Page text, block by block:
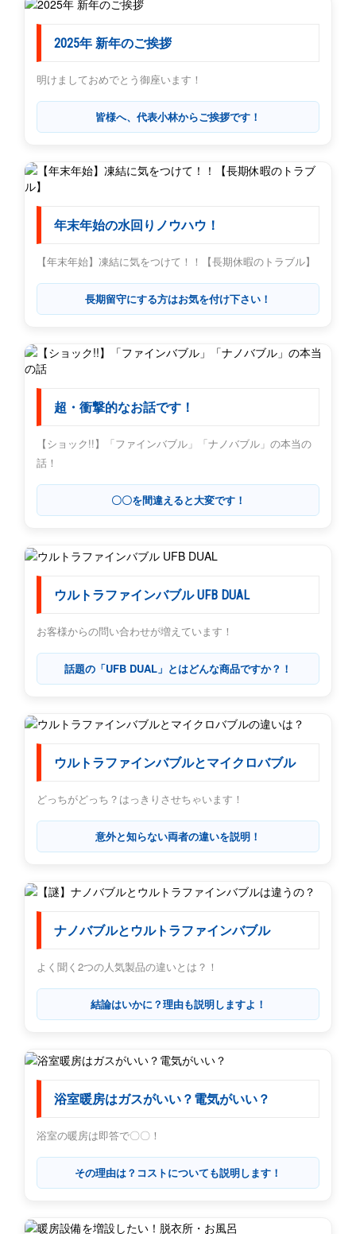
2025年 新年のご挨拶
明けましておめでとう御座います！
皆様へ、代表小林からご挨拶です！
年末年始の水回りノウハウ！
【年末年始】凍結に気をつけて！！【長期休暇のトラブル】
長期留守にする方はお気を付け下さい！
超・衝撃的なお話です！
【ショック!!】「ファインバブル」「ナノバブル」の本当の
話！
〇〇を間違えると大変です！
ウルトラファインバブル UFB DUAL
お客様からの問い合わせが増えています！
話題の「UFB DUAL」とはどんな商品ですか？！
ウルトラファインバブルとマイクロバブル
どっちがどっち？はっきりさせちゃいます！
意外と知らない両者の違いを説明！
ナノバブルとウルトラファインバブル
よく聞く2つの人気製品の違いとは？！
結論はいかに？理由も説明しますよ！
浴室暖房はガスがいい？電気がいい？
浴室の暖房は即答で〇〇！
その理由は？コストについても説明します！